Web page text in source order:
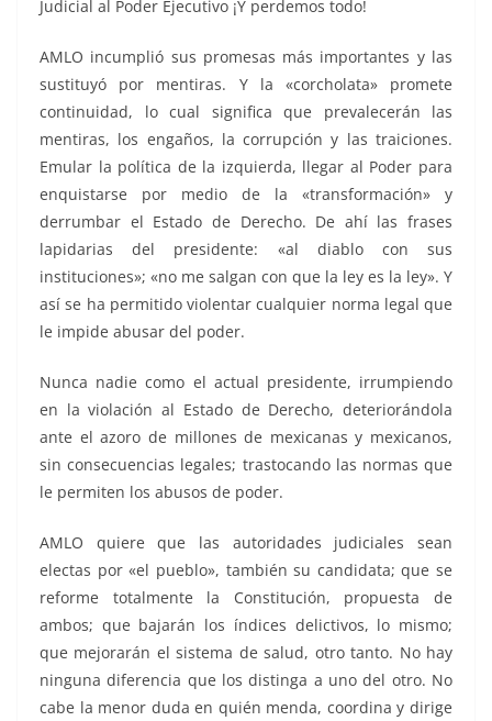
Judicial al Poder Ejecutivo ¡Y perdemos todo!
AMLO incumplió sus promesas más importantes y las
sustituyó por mentiras. Y la «corcholata» promete
continuidad, lo cual significa que prevalecerán las
mentiras, los engaños, la corrupción y las traiciones.
Emular la política de la izquierda, llegar al Poder para
enquistarse por medio de la «transformación» y
derrumbar el Estado de Derecho. De ahí las frases
lapidarias del presidente: «al diablo con sus
instituciones»; «no me salgan con que la ley es la ley». Y
así se ha permitido violentar cualquier norma legal que
le impide abusar del poder.
Nunca nadie como el actual presidente, irrumpiendo
en la violación al Estado de Derecho, deteriorándola
ante el azoro de millones de mexicanas y mexicanos,
sin consecuencias legales; trastocando las normas que
le permiten los abusos de poder.
AMLO quiere que las autoridades judiciales sean
electas por «el pueblo», también su candidata; que se
reforme totalmente la Constitución, propuesta de
ambos; que bajarán los índices delictivos, lo mismo;
que mejorarán el sistema de salud, otro tanto. No hay
ninguna diferencia que los distinga a uno del otro. No
cabe la menor duda en quién menda, coordina y dirige